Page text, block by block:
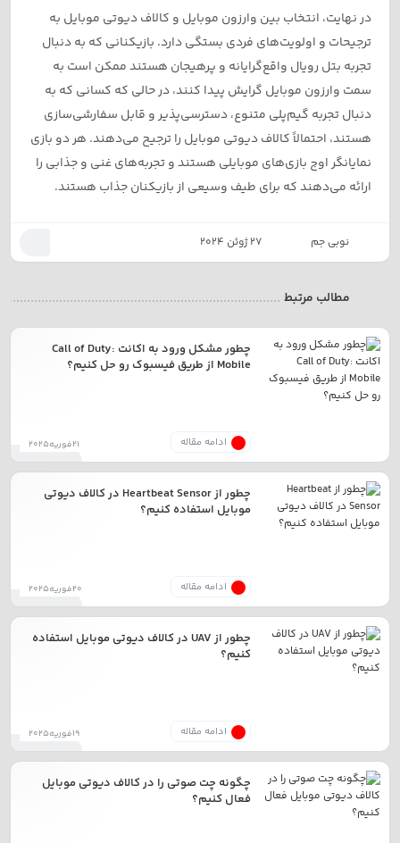
در نهایت، انتخاب بین وارزون موبایل و کالاف دیوتی موبایل به
ترجیحات و اولویت‌های فردی بستگی دارد. بازیکنانی که به دنبال
تجربه بتل رویال واقع‌گرایانه و پرهیجان هستند ممکن است به
سمت وارزون موبایل گرایش پیدا کنند، در حالی که کسانی که به
دنبال تجربه گیم‌پلی متنوع، دسترسی‌پذیر و قابل سفارشی‌سازی
هستند، احتمالاً کالاف دیوتی موبایل را ترجیح می‌دهند. هر دو بازی
نمایانگر اوج بازی‌های موبایلی هستند و تجربه‌های غنی و جذابی را
ارائه می‌دهند که برای طیف وسیعی از بازیکنان جذاب هستند.
نوبی جم
مطالب مرتبط
چطور مشکل ورود به اکانت Call of Duty:
Mobile از طریق فیسبوک رو حل کنیم؟
ادامه مقاله
چطور از Heartbeat Sensor در کالاف دیوتی
موبایل استفاده کنیم؟
ادامه مقاله
چطور از UAV در کالاف دیوتی موبایل استفاده
کنیم؟
ادامه مقاله
چگونه چت صوتی را در کالاف دیوتی موبایل
فعال کنیم؟